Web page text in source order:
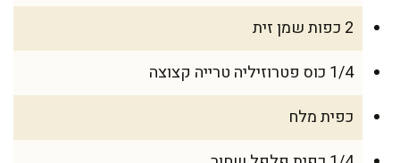
2 כפות שמן זית
1/4 כוס פטרוזיליה טרייה קצוצה
כפית מלח